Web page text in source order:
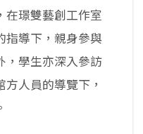
在璟雙藝創工作室
指導下，親身參與
，學生亦深入參訪
人員的導覽下，